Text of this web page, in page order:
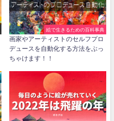
絵で生きるための百科事典
画家やアーティストのセルフプロ
デュースを自動化する方法をぶっ
ちゃけます！！